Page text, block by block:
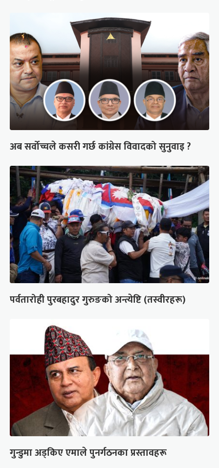
अब सर्वोच्चले कसरी गर्छ कांग्रेस विवादको सुनुवाइ ?
पर्वतारोही पुरबहादुर गुरुङको अन्त्येष्टि (तस्वीरहरू)
गुन्डुमा अड्किए एमाले पुनर्गठनका प्रस्तावहरू